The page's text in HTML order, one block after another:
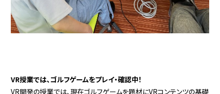
VR授業では、ゴルフゲームをプレイ・確認中！
VR開発の授業では、現在ゴルフゲームを題材にVRコンテンツの基礎